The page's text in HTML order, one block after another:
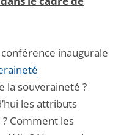
inaugurale
la souveraineté ?
les attributs
Comment les